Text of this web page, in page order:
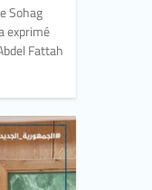
Sohag
exprimé
Fattah